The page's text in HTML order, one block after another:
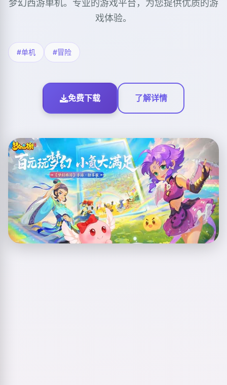
梦幻西游单机。专业的游戏平台，为您提供优质的游
戏体验。
#单机 #冒险
免费下载 了解详情